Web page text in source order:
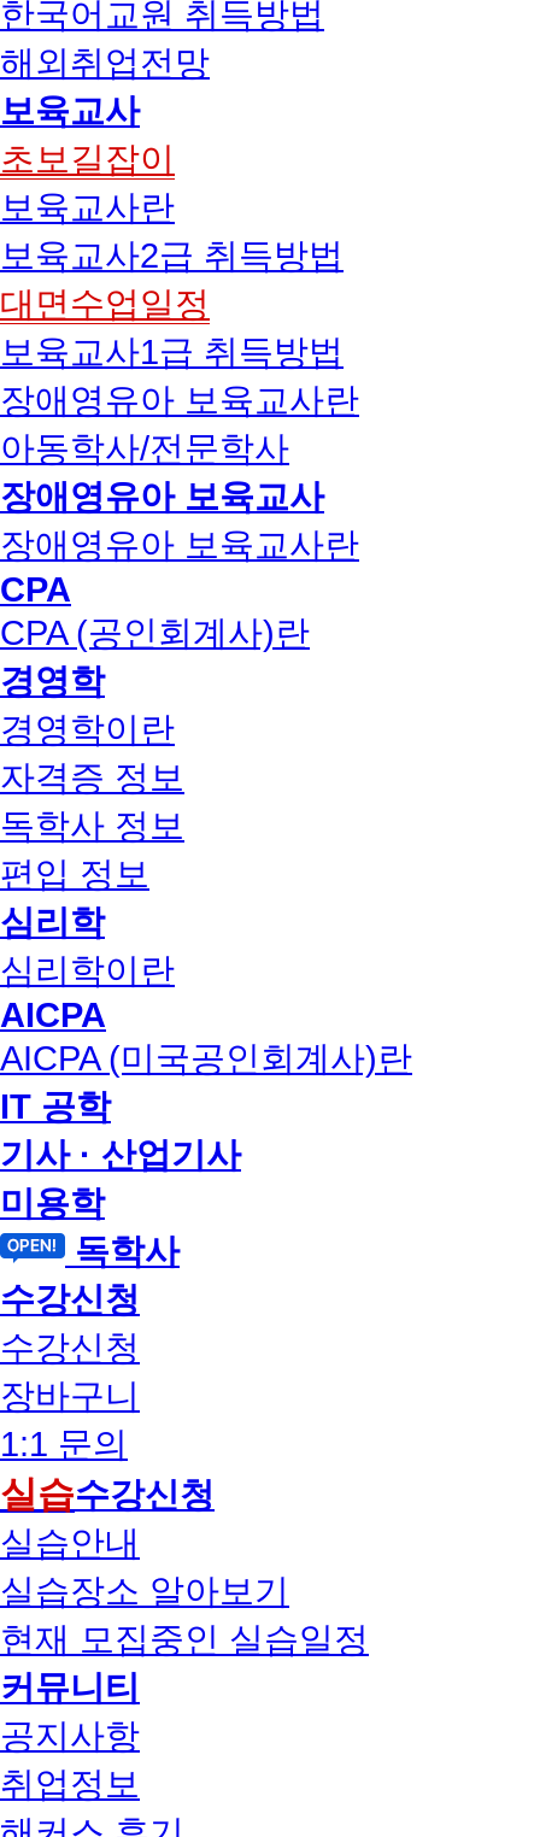
한국어교원 취득방법
해외취업전망
보육교사
초보길잡이
보육교사란
보육교사2급 취득방법
대면수업일정
보육교사1급 취득방법
장애영유아 보육교사란
아동학사/전문학사
장애영유아 보육교사
장애영유아 보육교사란
CPA
CPA (공인회계사)란
경영학
경영학이란
자격증 정보
독학사 정보
편입 정보
심리학
심리학이란
AICPA
AICPA (미국공인회계사)란
IT 공학
기사 · 산업기사
미용학
독학사
수강신청
수강신청
장바구니
1:1 문의
실습수강신청
실습안내
실습장소 알아보기
현재 모집중인 실습일정
커뮤니티
공지사항
취업정보